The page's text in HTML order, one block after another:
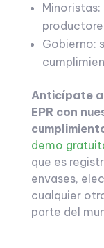
Gobierno:
Anticípate
EPR con
demo
que es
envases,
cualquier
parte del